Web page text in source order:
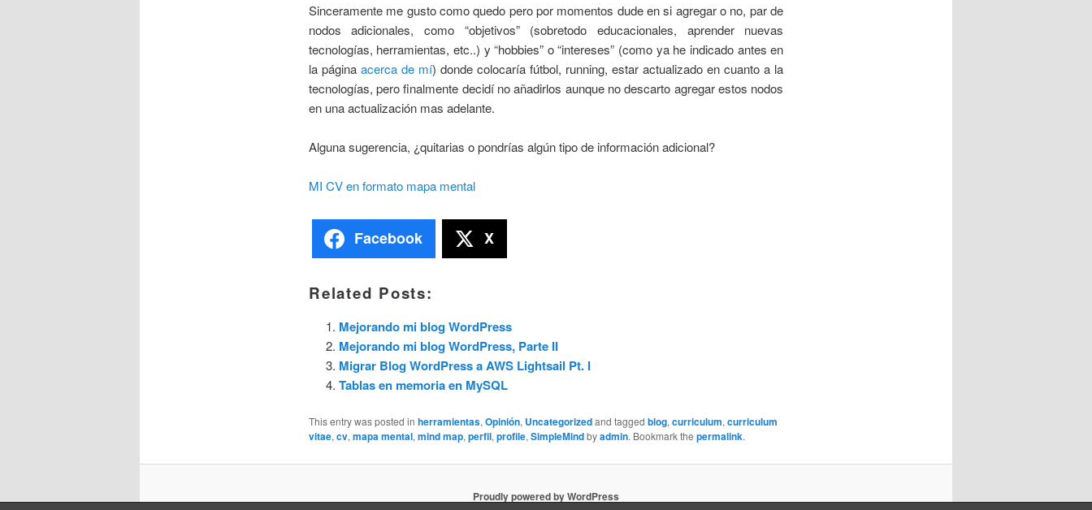
Sinceramente me gusto como quedo pero por momentos dude en si agregar o no, par de
nodos adicionales, como “objetivos” (sobretodo educacionales, aprender nuevas
tecnologías, herramientas, etc..) y “hobbies” o “intereses” (como ya he indicado antes en
la página acerca de mí) donde colocaría fútbol, running, estar actualizado en cuanto a la
tecnologías, pero finalmente decidí no añadirlos aunque no descarto agregar estos nodos
en una actualización mas adelante.
Alguna sugerencia, ¿quitarias o pondrías algún tipo de información adicional?
MI CV en formato mapa mental
Facebook X
Related Posts:
Mejorando mi blog WordPress
Mejorando mi blog WordPress, Parte II
Migrar Blog WordPress a AWS Lightsail Pt. I
Tablas en memoria en MySQL
This entry was posted in herramientas, Opinión, Uncategorizedand tagged blog, curriculum, curriculum
vitae, cv, mapa mental, mind map, perfil, profile, SimpleMindbyadmin. Bookmark the permalink.
Proudly powered by WordPress